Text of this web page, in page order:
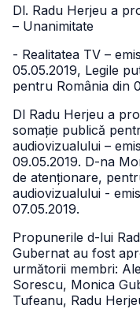
Dl. Radu Herjeu a
– Unanimitate
- Realitatea TV –
05.05.2019, Legile
pentru România din
Dl Radu Herjeu a
somație publică
audiovizualului –
09.05.2019. D-na
de atenționare,
audiovizualului -
07.05.2019.
Propunerile d-lui
Gubernat au fost
următorii membri:
Sorescu, Monica
Tufeanu, Radu